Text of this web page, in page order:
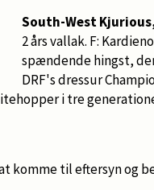
South-West
2 års vallak. F:
spændende hingst,
DRF's dressur
i tre
komme til eftersyn og